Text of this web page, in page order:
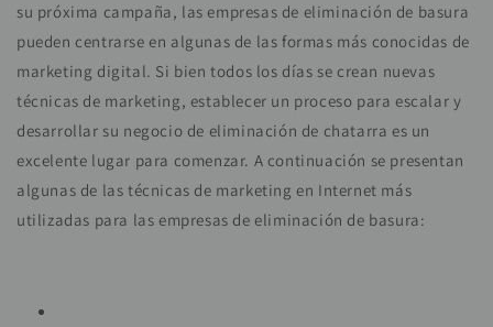
su próxima campaña, las empresas de eliminación de basura
pueden centrarse en algunas de las formas más conocidas de
marketing digital. Si bien todos los días se crean nuevas
técnicas de marketing, establecer un proceso para escalar y
desarrollar su negocio de eliminación de chatarra es un
excelente lugar para comenzar. A continuación se presentan
algunas de las técnicas de marketing en Internet más
utilizadas para las empresas de eliminación de basura: